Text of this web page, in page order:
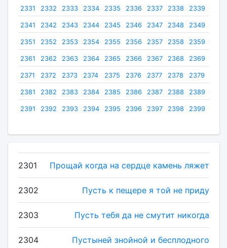
2331 2332 2333 2334 2335 2336 2337 2338 2339
2341 2342 2343 2344 2345 2346 2347 2348 2349
2351 2352 2353 2354 2355 2356 2357 2358 2359
2361 2362 2363 2364 2365 2366 2367 2368 2369
2371 2372 2373 2374 2375 2376 2377 2378 2379
2381 2382 2383 2384 2385 2386 2387 2388 2389
2391 2392 2393 2394 2395 2396 2397 2398 2399
2301 Прощай когда на сердце камень ляжет
2302 Пусть к пещере я той не приду
2303 Пусть тебя да не смутит никогда
2304 Пустыней знойной и бесплодного